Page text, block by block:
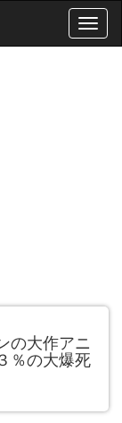
T
o
の大作アニ
％の大爆死